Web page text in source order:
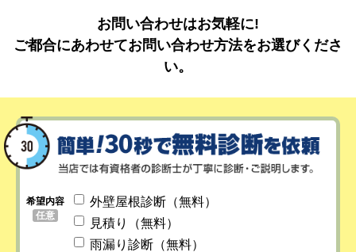
お問い合わせはお気軽に!
ご都合にあわせてお問い合わせ方法をお選びくださ
い。
希望内容
任意
外壁屋根診断（無料）
見積り（無料）
雨漏り診断（無料）